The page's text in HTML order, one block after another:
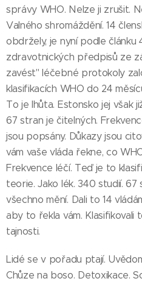
správy WHO. Nelze ji zrušit.
Valného shromáždění. 14
obdržely, je nyní podle článku
zdravotnických předpisů ze
zavést" léčebné protokoly
klasifikacích WHO do 24
To je lhůta. Estonsko jej však
67 stran je čitelných.
jsou popsány. Důkazy jsou
vám vaše vláda řekne, co
Frekvence léčí. Teď je to
teorie. Jako lék. 340 studií. 67
všechno mění. Dali to 14
aby to řekla vám. Klasifikovali
tajnosti.
Lidé se v pořadu ptají.
Chůze na boso. Detoxikace.